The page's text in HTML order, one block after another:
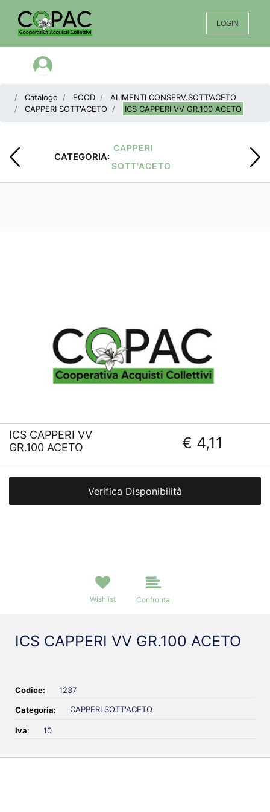
LOGIN
Open menu
Catalogo FOOD
ALIMENTI CONSERV.SOTT'ACETO
CAPPERI SOTT'ACETO
ICS CAPPERI VV GR.100 ACETO
CATEGORIA:
CAPPERI
SOTT'ACETO
ICS CAPPERI VV
GR.100 ACETO
€ 4,11
Verifica Disponibilità
Wishlist Confronta
ICS CAPPERI VV GR.100 ACETO
Codice: 1237
Categoria: CAPPERI SOTT'ACETO
Iva: 10